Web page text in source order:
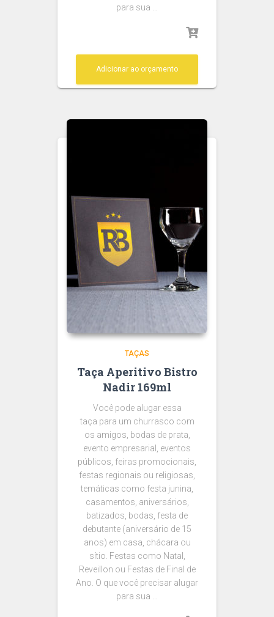
para sua …
Adicionar ao orçamento
TAÇAS
Taça Aperitivo Bistro
Nadir 169ml
Você pode alugar essa
taça para um churrasco com
os amigos, bodas de prata,
evento empresarial, eventos
públicos, feiras promocionais,
festas regionais ou religiosas,
temáticas como festa junina,
casamentos, aniversários,
batizados, bodas, festa de
debutante (aniversário de 15
anos) em casa, chácara ou
sítio. Festas como Natal,
Reveillon ou Festas de Final de
Ano. O que você precisar alugar
para sua …